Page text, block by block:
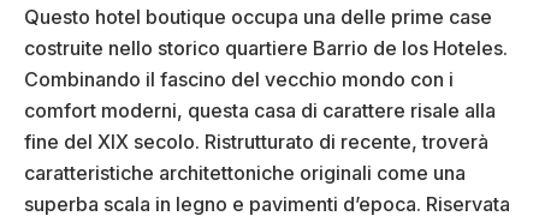
Questo hotel boutique occupa una delle prime case
costruite nello storico quartiere Barrio de los Hoteles.
Combinando il fascino del vecchio mondo con i
comfort moderni, questa casa di carattere risale alla
fine del XIX secolo. Ristrutturato di recente, troverà
caratteristiche architettoniche originali come una
superba scala in legno e pavimenti d’epoca. Riservata